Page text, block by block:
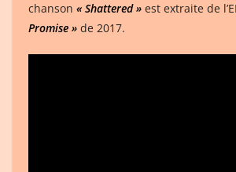
chanson « Shattered » est extraite de
Promise » de 2017.